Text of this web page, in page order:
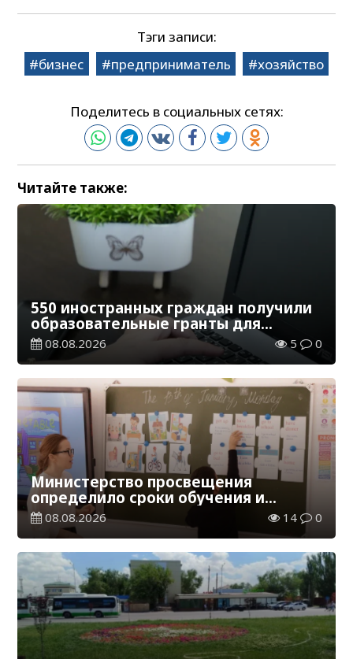
Тэги записи:
бизнес
предприниматель хозяйство
Поделитесь в социальных сетях:
Читайте также:
550 иностранных граждан получили
образовательные гранты для
обучения в Казахстане
08.08.2026 5 0
Министерство просвещения
определило сроки обучения и
каникул на 2026-2027 учебный год
08.08.2026 14 0